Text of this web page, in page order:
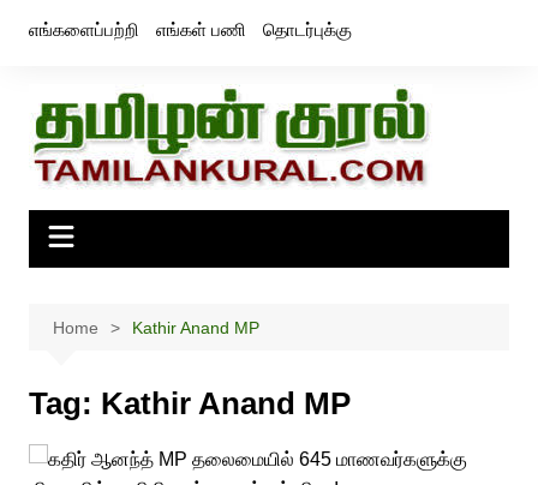
எங்களைப்பற்றி எங்கள் பணி தொடர்புக்கு
Home Kathir Anand MP
Tag: Kathir Anand MP